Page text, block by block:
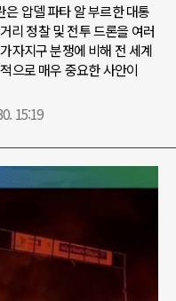
압델 파타 알 부르한 대통
리 정찰 및 전투 드론을 여러
자지구 분쟁에 비해 전 세계
으로 매우 중요한 사안이
15:19